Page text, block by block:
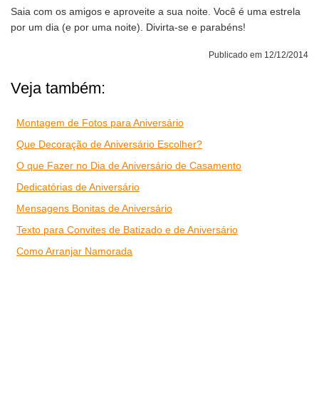
Saia com os amigos e aproveite a sua noite. Você é uma estrela
por um dia (e por uma noite). Divirta-se e parabéns!
Publicado em 12/12/2014
Veja também:
Montagem de Fotos para Aniversário
Que Decoração de Aniversário Escolher?
O que Fazer no Dia de Aniversário de Casamento
Dedicatórias de Aniversário
Mensagens Bonitas de Aniversário
Texto para Convites de Batizado e de Aniversário
Como Arranjar Namorada